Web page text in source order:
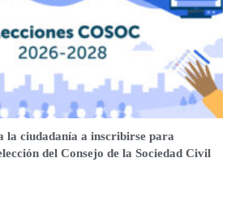
la ciudadanía a inscribirse para
del Consejo de la Sociedad Civil